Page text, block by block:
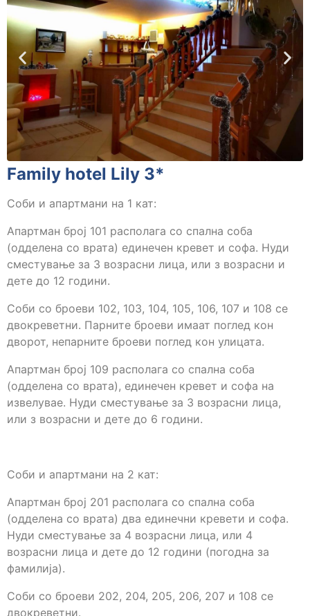
Family hotel Lily 3*
Соби и апартмани на 1 кат:
Апартман број 101 располага со спална соба
(одделена со врата) единечен кревет и софа. Нуди
сместување за 3 возрасни лица, или з возрасни и
дете до 12 години.
Соби со броеви 102, 103, 104, 105, 106, 107 и 108 се
двокреветни. Парните броеви имаат поглед кон
дворот, непарните броеви поглед кон улицата.
Апартман број 109 располага со спална соба
(одделена со врата), единечен кревет и софа на
извелувае. Нуди сместување за 3 возрасни лица,
или з возрасни и дете до 6 години.
Соби и апартмани на 2 кат:
Апартман број 201 располага со спална соба
(одделена со врата) два единечни кревети и софа.
Нуди сместување за 4 возрасни лица, или 4
возрасни лица и дете до 12 години (погодна за
фамилија).
Соби со броеви 202, 204, 205, 206, 207 и 108 се
двокреветни.